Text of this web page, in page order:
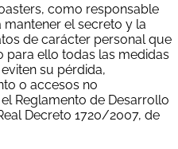
como responsable
el secreto y la
de carácter personal que
para ello todas las medidas
su pérdida,
o accesos no
Reglamento de Desarrollo
Decreto 1720/2007, de